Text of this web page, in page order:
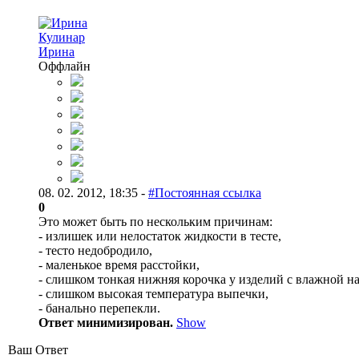
Кулинар
Ирина
Оффлайн
08. 02. 2012, 18:35 - #Постоянная ссылка
0
Это может быть по нескольким причинам:
- излишек или нелостаток жидкости в тесте,
- тесто недобродило,
- маленькое время расстойки,
- слишком тонкая нижняя корочка у изделий с влажной
- слишком высокая температура выпечки,
- банально перепекли.
Ответ минимизирован. Show
Ваш Ответ